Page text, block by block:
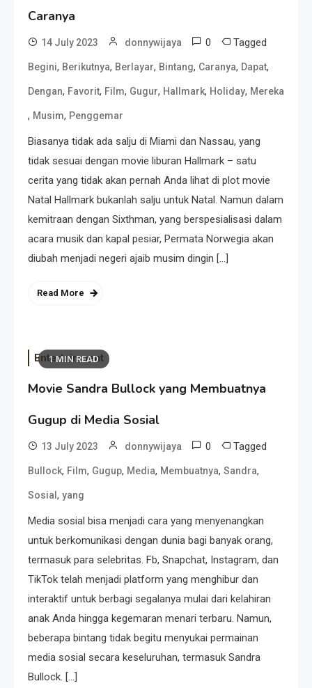
Caranya
14 July 2023 donnywijaya 0 Tagged
Begini, Berikutnya, Berlayar, Bintang, Caranya, Dapat,
Dengan, Favorit, Film, Gugur, Hallmark, Holiday, Mereka
, Musim, Penggemar
Biasanya tidak ada salju di Miami dan Nassau, yang
tidak sesuai dengan movie liburan Hallmark – satu
cerita yang tidak akan pernah Anda lihat di plot movie
Natal Hallmark bukanlah salju untuk Natal. Namun dalam
kemitraan dengan Sixthman, yang berspesialisasi dalam
acara musik dan kapal pesiar, Permata Norwegia akan
diubah menjadi negeri ajaib musim dingin […]
Read More
1 MIN READ
Entertainment
Movie Sandra Bullock yang Membuatnya
Gugup di Media Sosial
13 July 2023 donnywijaya 0 Tagged
Bullock, Film, Gugup, Media, Membuatnya, Sandra,
Sosial , yang
Media sosial bisa menjadi cara yang menyenangkan
untuk berkomunikasi dengan dunia bagi banyak orang,
termasuk para selebritas. Fb, Snapchat, Instagram, dan
TikTok telah menjadi platform yang menghibur dan
interaktif untuk berbagi segalanya mulai dari kelahiran
anak Anda hingga kegemaran menari terbaru. Namun,
beberapa bintang tidak begitu menyukai permainan
media sosial secara keseluruhan, termasuk Sandra
Bullock. […]